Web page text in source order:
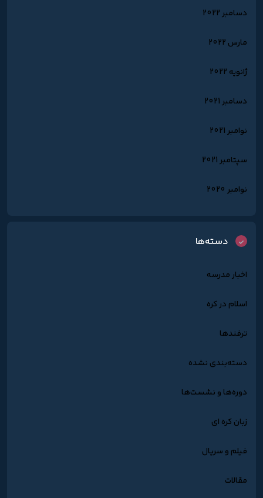
دسامبر 2022
مارس 2022
ژانویه 2022
دسامبر 2021
نوامبر 2021
سپتامبر 2021
نوامبر 2020
دسته‌ها
اخبار مدرسه
اسلام در کره
ترفندها
دسته‌بندی نشده
دوره‌ها و نشست‌ها
زبان کره ای
فیلم و سریال
مقالات